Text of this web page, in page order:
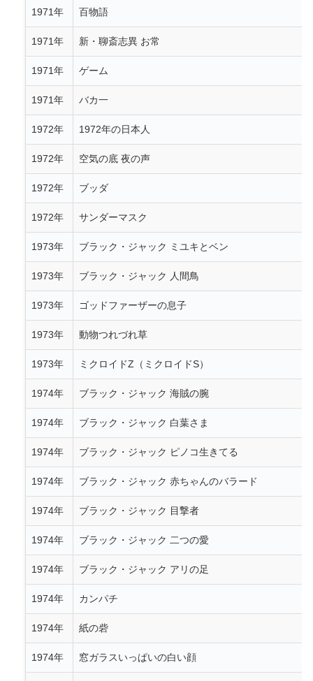
1971年 百物語
1971年 新・聊斎志異 お常
1971年 ゲーム
1971年 バカ一
1972年 1972年の日本人
1972年 空気の底 夜の声
1972年 ブッダ
1972年 サンダーマスク
1973年 ブラック・ジャック ミユキとベン
1973年 ブラック・ジャック 人間鳥
1973年 ゴッドファーザーの息子
1973年 動物つれづれ草
1973年 ミクロイドZ（ミクロイドS）
1974年 ブラック・ジャック 海賊の腕
1974年 ブラック・ジャック 白葉さま
1974年 ブラック・ジャック ピノコ生きてる
1974年 ブラック・ジャック 赤ちゃんのバラード
1974年 ブラック・ジャック 目撃者
1974年 ブラック・ジャック 二つの愛
1974年 ブラック・ジャック アリの足
1974年 カンパチ
1974年 紙の砦
1974年 窓ガラスいっぱいの白い顔